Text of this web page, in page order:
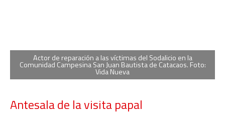
Actor de reparación a las víctimas del Sodalicio en la
Comunidad Campesina San Juan Bautista de Catacaos. Foto:
Vida Nueva
Antesala de la visita papal